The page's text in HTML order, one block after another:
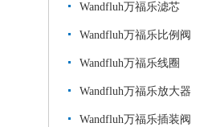
Wandfluh万福乐滤芯
Wandfluh万福乐比例阀
Wandfluh万福乐线圈
Wandfluh万福乐放大器
Wandfluh万福乐插装阀